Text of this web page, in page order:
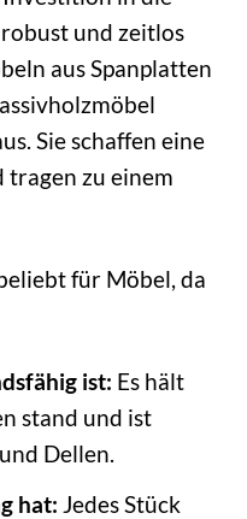
und zeitlos
aus Spanplatten
Sie schaffen eine
zu einem
für Möbel, da
ist: Es hält
stand und ist
und Dellen.
hat: Jedes Stück